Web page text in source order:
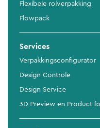
Flexibele rolverpakking
Flowpack
Services
Verpakkingsconfigurator
Design Controle
Design Service
3D Preview en Product